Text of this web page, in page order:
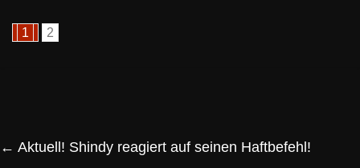
1 2
← Aktuell! Shindy reagiert auf seinen Haftbefehl!